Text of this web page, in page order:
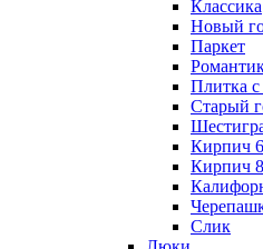
Классика
Новый
Паркет
Плитка с
Старый
Кирпич 6
Кирпич 8
Слик